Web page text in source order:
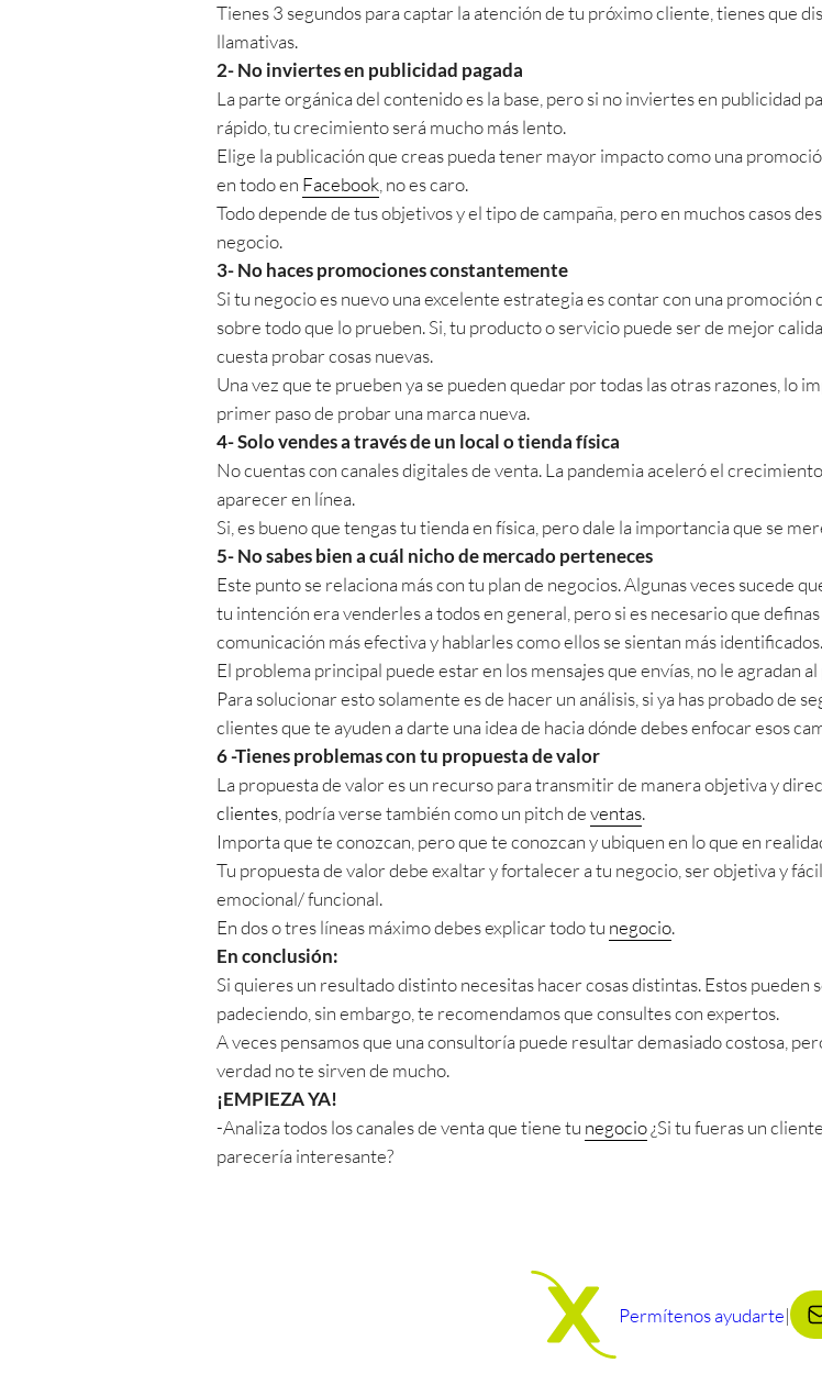
Tienes 3 segundos para captar la atención de tu próximo cliente, tienes que
llamativas.
2- No inviertes en publicidad pagada
La parte orgánica del contenido es la base, pero si no inviertes en publicidad
rápido, tu crecimiento será mucho más lento.
Elige la publicación que creas pueda tener mayor impacto como una
en todo en Facebook , no es caro.
Todo depende de tus objetivos y el tipo de campaña, pero en muchos casos
negocio.
3- No haces promociones constantemente
Si tu negocio es nuevo una excelente estrategia es contar con una
sobre todo que lo prueben. Si, tu producto o servicio puede ser de mejor
cuesta probar cosas nuevas.
Una vez que te prueben ya se pueden quedar por todas las otras razones, lo
primer paso de probar una marca nueva.
4- Solo vendes a través de un local o tienda física
No cuentas con canales digitales de venta. La pandemia aceleró el
aparecer en línea.
Si, es bueno que tengas tu tienda en física, pero dale la importancia que se
5- No sabes bien a cuál nicho de mercado perteneces
Este punto se relaciona más con tu plan de negocios. Algunas veces sucede
tu intención era venderles a todos en general, pero si es necesario que
comunicación más efectiva y hablarles como ellos se sientan más identificados.
El problema principal puede estar en los mensajes que envías, no le agradan
Para solucionar esto solamente es de hacer un análisis, si ya has probado de
clientes que te ayuden a darte una idea de hacia dónde debes enfocar esos
6-Tienes problemas con tu propuesta de valor
La propuesta de valor es un recurso para transmitir de manera objetiva y
clientes , podría verse también como un pitch deventas.
Importa que te conozcan, pero que te conozcan y ubiquen en lo que en
Tu propuesta de valor debe exaltar y fortalecer a tu negocio, ser objetiva y
emocional/ funcional.
En dos o tres líneas máximo debes explicar todo tu negocio.
En conclusión:
Si quieres un resultado distinto necesitas hacer cosas distintas. Estos pueden
padeciendo, sin embargo, te recomendamos que consultes con expertos.
A veces pensamos que una consultoría puede resultar demasiado costosa,
verdad no te sirven de mucho.
¡EMPIEZA YA!
-Analiza todos los canales de venta que tiene tu negocio¿Si tu fueras un
parecería interesante?
Permítenos ayudarte|